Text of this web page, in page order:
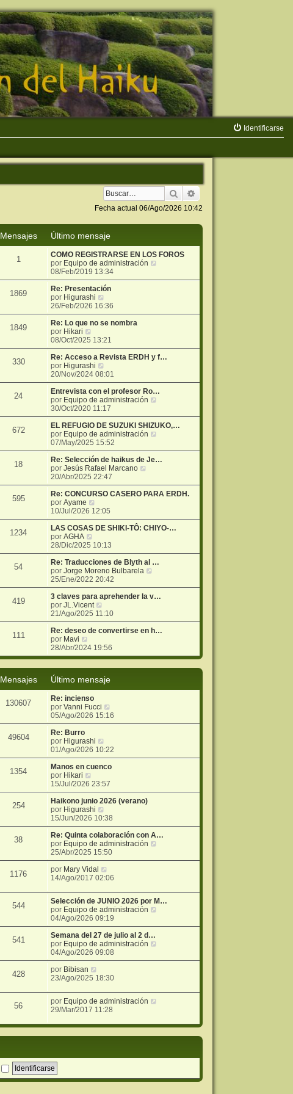
Identificarse
Buscar
Fecha actual 06/Ago/2026 10:42
Mensajes
Último mensaje
1
COMO REGISTRARSE EN LOS FOROS
por Equipo de administración
r
i
e
n
j
e
08/Feb/2019 13:34
1869
Re: Presentación
por Higurashi
e
r
ú
t
i
m
m
e
n
s
a
j
e
26/Feb/2026 16:36
1849
Re: Lo que no se nombra
por Hikari
e
r
ú
l
t
i
m
o
m
e
n
s
a
j
e
08/Oct/2025 13:21
330
Re: Acceso a Revista ERDH y f…
por Higurashi
e
r
ú
l
i
m
o
m
e
n
s
a
j
e
20/Nov/2024 08:01
24
Entrevista con el profesor Ro…
por Equipo de administración
r
ú
i
m
e
n
j
e
30/Oct/2020 11:17
672
EL REFUGIO DE SUZUKI SHIZUKO,…
por Equipo de administración
r
ú
i
m
e
n
j
e
07/May/2025 15:52
18
Re: Selección de haikus de Je…
porJesús Rafael Marcano
r
ú
i
m
e
n
s
j
e
20/Abr/2025 22:47
595
Re: CONCURSO CASERO PARA ERDH.
porAyame
e
r
ú
t
i
m
o
m
e
n
s
a
j
e
10/Jul/2026 12:05
1234
LAS COSAS DE SHIKI-TÔ: CHIYO-…
porAGHA
e
r
ú
l
i
m
o
m
e
n
a
j
28/Dic/2025 10:13
54
Re: Traducciones de Blyth al …
porJorge Moreno Bulbarela
r
ú
i
m
e
j
25/Ene/2022 20:42
419
3 claves para aprehender la v…
porJL.Vicent
e
r
ú
t
i
m
e
s
a
j
21/Ago/2025 11:10
111
Re: deseo de convertirse en h…
por Mavi
e
r
t
i
m
o
m
e
s
a
j
e
28/Abr/2024 19:56
Mensajes
Último mensaje
130607
Re: incienso
porVanni Fucci
e
r
t
i
m
e
n
a
j
e
05/Ago/2026 15:16
49604
Re: Burro
por Higurashi
e
r
ú
t
i
m
m
e
n
s
a
j
e
01/Ago/2026 10:22
1354
Manos en cuenco
por Hikari
e
r
ú
l
i
m
o
m
e
n
s
j
e
15/Jul/2026 23:57
254
Haikono junio 2026 (verano)
por Higurashi
e
r
ú
l
t
i
m
o
e
n
s
a
j
e
15/Jun/2026 10:38
38
Re: Quinta colaboración con A…
por Equipo de administración
r
i
m
e
j
25/Abr/2025 15:50
1176 por Mary Vidal
e
ú
l
t
i
m
o
m
e
n
a
14/Ago/2017 02:06
544
Selección de JUNIO 2026 por M…
por Equipo de administración
r
i
e
j
e
04/Ago/2026 09:19
541
Semana del 27 de julio al 2 d…
por Equipo de administración
r
i
e
n
04/Ago/2026 09:08
428 por Bibisan
e
ú
t
m
o
a
23/Ago/2025 18:30
56 por Equipo de administración
ú
l
m
m
29/Mar/2017 11:28